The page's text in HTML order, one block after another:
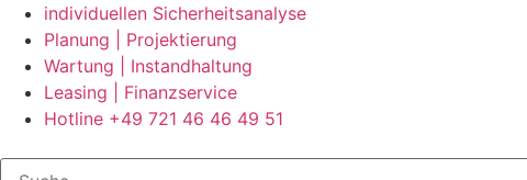
Zum
Inhalt
springen
individuellen Sicherheitsanalyse
Planung | Projektierung
Wartung | Instandhaltung
Leasing | Finanzservice
Hotline +49 721 46 46 49 51
Search